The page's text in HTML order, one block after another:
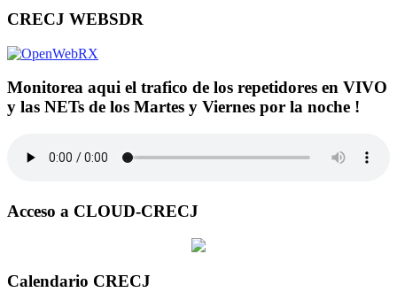
CRECJ WEBSDR
Monitorea aqui el trafico de los repetidores en VIVO
y las NETs de los Martes y Viernes por la noche !
Acceso a CLOUD-CRECJ
Calendario CRECJ